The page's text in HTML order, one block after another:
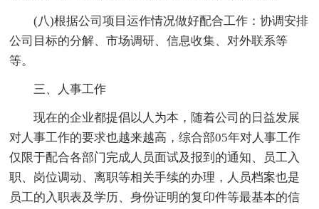
(八)根据公司项目运作情况做好配合工作：协调安排
公司目标的分解、市场调研、信息收集、对外联系等
等。
三、人事工作
现在的企业都提倡以人为本，随着公司的日益发展
对人事工作的要求也越来越高，综合部05年对人事工作
仅限于配合各部门完成人员面试及报到的通知、员工入
职、岗位调动、离职等相关手续的办理，人员档案也是
员工的入职表及学历、身份证明的复印件等最基本的信